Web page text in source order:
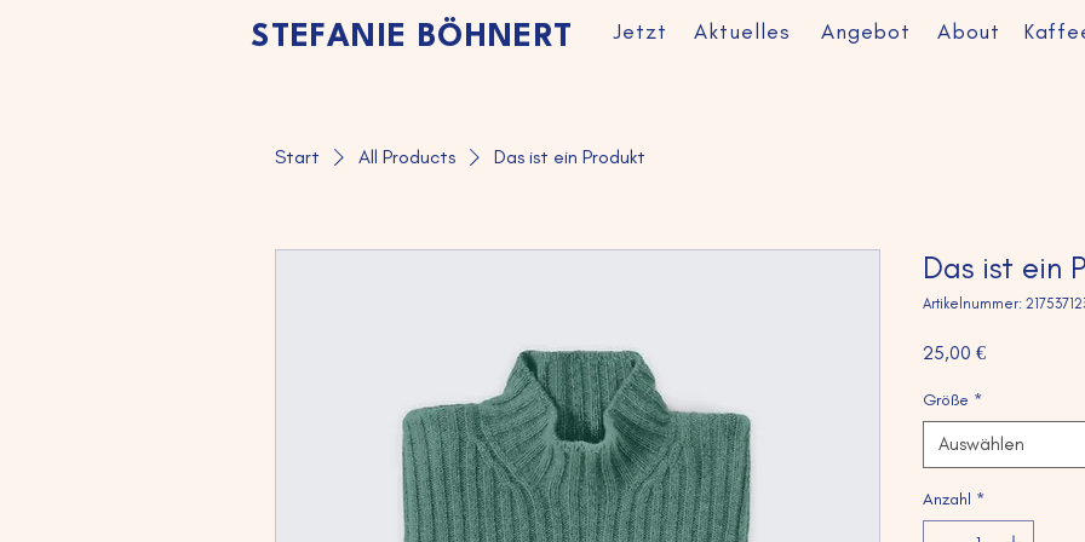
STEFANIE BÖHNERT Jetzt Aktuelles Angebot About
Start All Products Das ist ein Produkt
Das ist ein
Artikelnummer:
25,00 €Preis
Größe *
Auswählen
Anzahl *